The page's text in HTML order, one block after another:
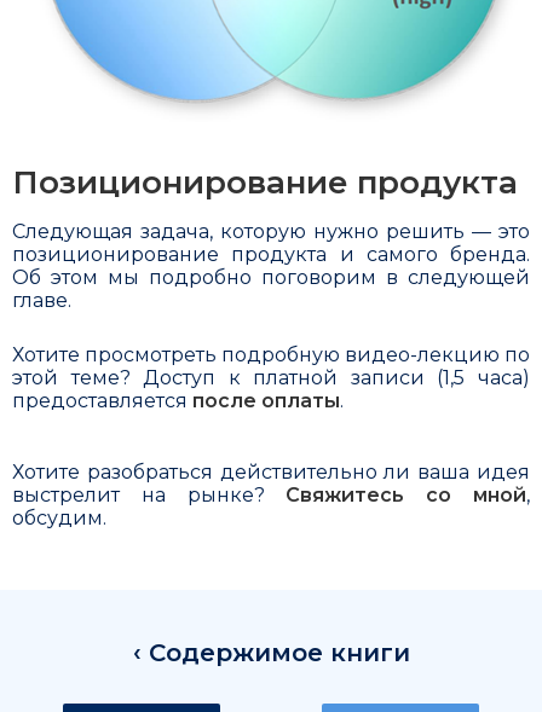
Позиционирование продукта
Следующая задача, которую нужно решить — это
позициони­рование продукта и самого бренда.
Об этом мы подробно поговорим в следующей
главе.
Хотите просмотреть подробную видео-лекцию по
этой теме? Доступ к платной записи (1,5 часа)
предоставляется после оплаты.
Хотите разобраться действительно ли ваша идея
выстрелит на рынке? Свяжитесь со мной,
обсудим.
‹ Содержимое книги